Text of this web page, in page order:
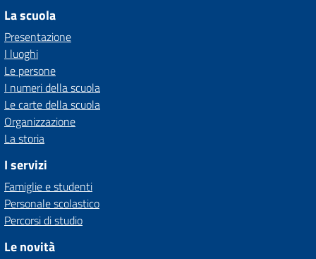
La scuola
Presentazione
I luoghi
Le persone
I numeri della scuola
Le carte della scuola
Organizzazione
La storia
I servizi
Famiglie e studenti
Personale scolastico
Percorsi di studio
Le novità